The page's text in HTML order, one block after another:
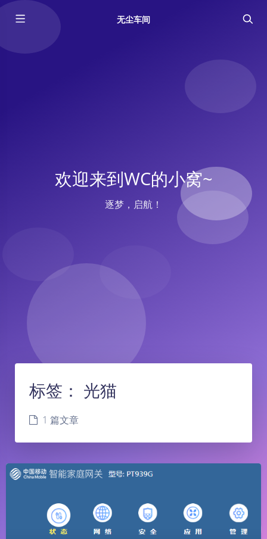
无尘车间
欢迎来到WC的小窝~
逐梦，启航！
标签： 光猫
1 篇文章